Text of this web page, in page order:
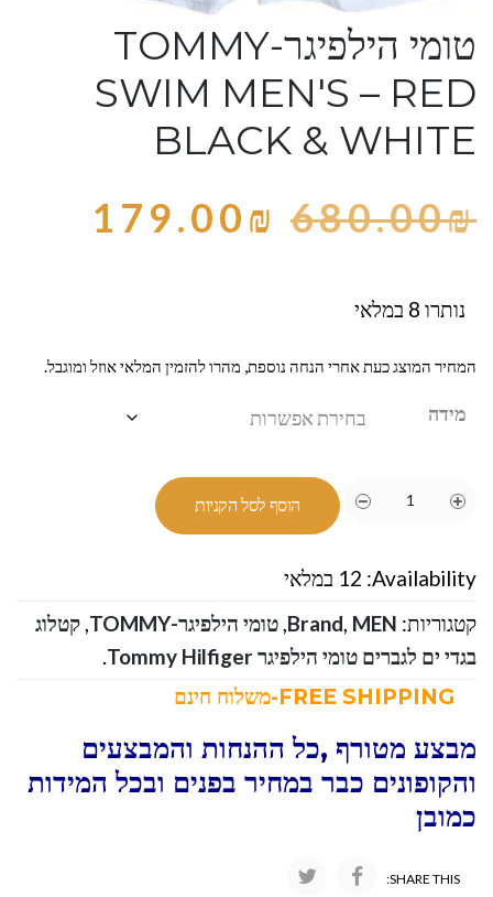
טומי הילפיגר-TOMMY
SWIM MEN'S – RED
BLACK & WHITE
680.00₪
179.00₪
נותרו 8 במלאי
המחיר המוצג כעת אחרי הנחה נוספת, מהרו להזמין המלאי אוזל ומוגבל.
מידה
הוסף לסל הקניות
Availability: 12 במלאי
קטגוריות:
Brand, MEN
,טומי הילפיגר-TOMMY ,קטלוג
בגדי ים לגברים טומי הילפיגר Tommy Hilfiger
.
מבצע מטורף ,כל ההנחות והמבצעים
והקופונים כבר במחיר בפנים ובכל המידות
כמובן
SHARE THIS: